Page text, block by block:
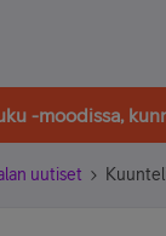
-moodissa,
uutiset